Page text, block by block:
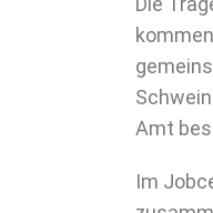
Amt
Im